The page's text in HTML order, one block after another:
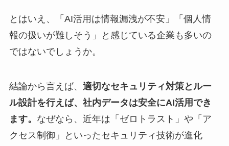
とはいえ、「AI活用は情報漏洩が不安」「個人情
報の扱いが難しそう」と感じている企業も多いの
ではないでしょうか。
結論から言えば、 適切なセキュリティ対策とルー
ル設計を行えば、社内データは安全にAI活用でき
ます。 なぜなら、近年は「ゼロトラスト」や「ア
クセス制御」といったセキュリティ技術が進化